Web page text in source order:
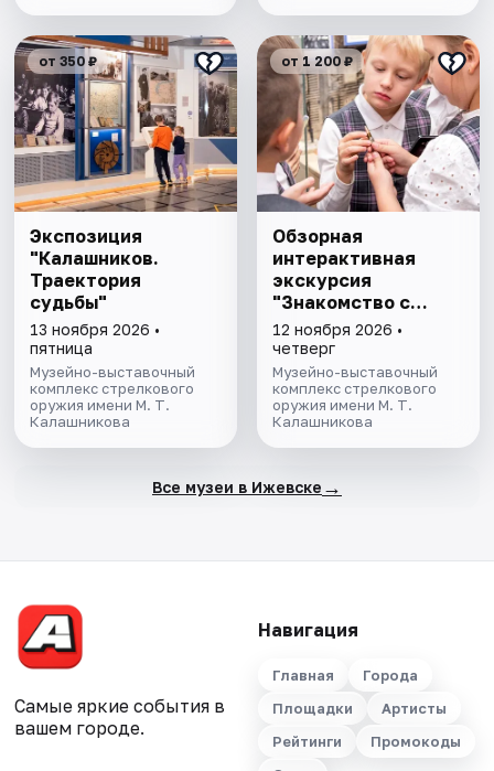
от 350 ₽
Экспозиция
"Калашников.
Траектория
судьбы"
13 ноября 2026 •
пятница
Музейно-выставочный
комплекс стрелкового
оружия имени М. Т.
Калашникова
от 1 200 ₽
Обзорная
интерактивная
экскурсия
"Знакомство с
музеем"
12 ноября 2026 •
четверг
Музейно-выставочный
комплекс стрелкового
оружия имени М. Т.
Калашникова
Все музеи в Ижевске →
Самые яркие события в
вашем городе.
Навигация
Главная
Города
Площадки
Артисты
Рейтинги
Промокоды